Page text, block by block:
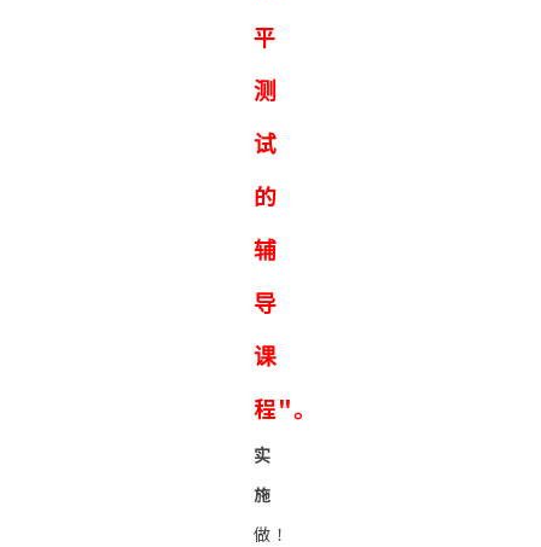
平
测
试
的
辅
导
课
程"。
实
施
做！